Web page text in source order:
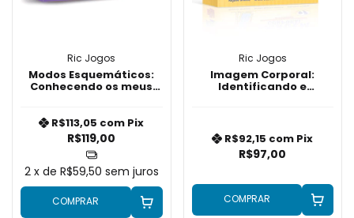
Ric Jogos
Modos Esquemáticos:
Conhecendo os meus
R$119,00
R$113,05 com Pix
2 x de R$59,50 sem juros
COMPRAR
Ric Jogos
Imagem Corporal:
Identificando e
R$97,00
R$92,15 com Pix
COMPRAR